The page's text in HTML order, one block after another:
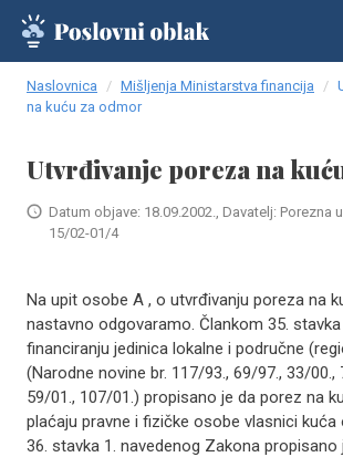
Naslovnica Mišljenja Ministarstva financija
na kuću za odmor
Utvrđivanje poreza na
Datum objave: 18.09.2002., Davatelj: Porezna
15/02-01/4
Na upit osobe A , o utvrđivanju poreza na
nastavno odgovaramo. Člankom 35.
financiranju jedinica lokalne i područne
(Narodne novine br. 117/93., 69/97., 33/00.,
59/01., 107/01.) propisano je da porez na
plaćaju pravne i fizičke osobe vlasnici kuća
36. stavka 1. navedenog Zakona